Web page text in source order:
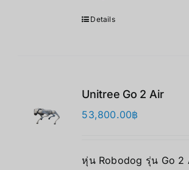
Details
Unitree Go 2 Air
53,800.00฿
หุ่น Robodog รุ่น Go 2